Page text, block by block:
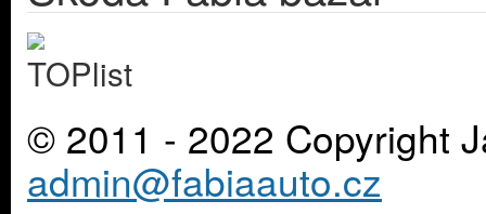
© 2011 - 2022 Copyright
admin@fabiaauto.cz